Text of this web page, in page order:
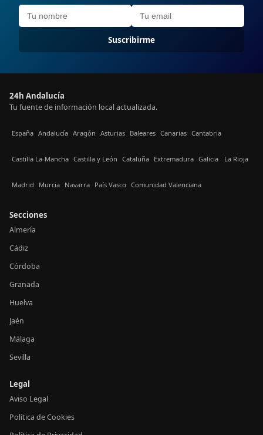
Suscribirme
24h Andalucía
Tu fuente de información local actualizada.
España Andalucía Aragón Asturias Baleares Canarias Cantabria
Castilla La-Mancha Castilla y León Cataluña Extremadura Galicia La Rioja
Madrid Murcia Navarra País Vasco Comunidad Valenciana
Secciones
Almería
Cádiz
Córdoba
Granada
Huelva
Jaén
Málaga
Sevilla
Legal
Aviso Legal
Política de Cookies